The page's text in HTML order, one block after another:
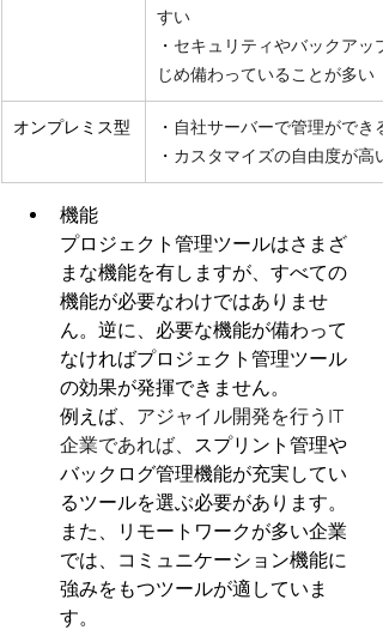
すい
・ セキュリティやバックアッ
じめ備わっていることが多い
オンプレミス型 ・ 自社サーバーで管理ができ
・ カスタマイズの自由度が高い
機能
プロジェクト管理ツールはさまざ
まな機能を有しますが、すべての
機能が必要なわけではありませ
ん。逆に、必要な機能が備わって
なければプロジェクト管理ツール
の効果が発揮できません。
例えば、 アジャイル開発を行うIT
企業であれば、 スプリント管理や
バックログ管理機能が充実してい
るツールを選ぶ必要があります。
また、リモートワークが多い企業
では、コミュニケーション機能に
強みをもつツールが適していま
す。